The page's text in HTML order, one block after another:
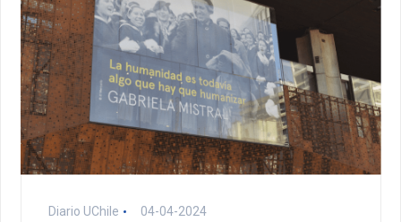
Diario UChile 04-04-2024